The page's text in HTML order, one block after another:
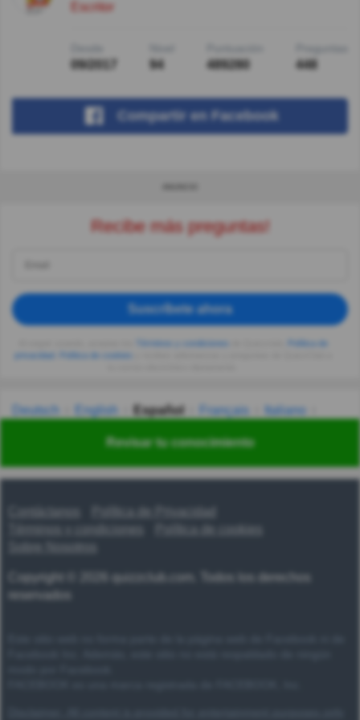
Revisar tu conocimiento
Escritor
09/2017 94 489280 448
Compartir en Facebook
Recibe más preguntas!
Suscríbete ahora
privacidad
Deutsch English Español Français
Italiano
Українська हिन्दी 한국어 汉语
Contáctanos
Política de Privacidad
Términos y condiciones
Copyright © 2026 quizzclub.com. Todos los derechos
reservados